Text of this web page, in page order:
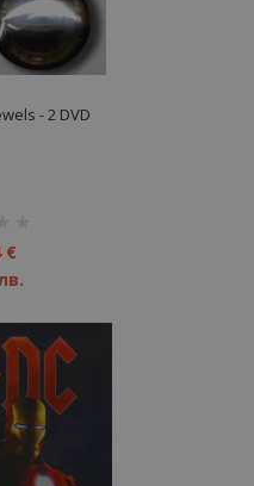
- 2 DVD
€